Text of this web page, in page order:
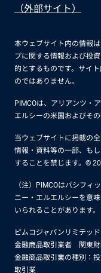
（外部サイト）
本ウェブサイト内の情報
プに関する情報および投
的とするものです。サイ
のではありません。
PIMCOは、アリアンツ・
エルシーの米国およびそ
当ウェブサイトに掲載の
情報・資料等の一部、も
することを禁じます。©
（注）PIMCOはパシフィ
ニー・エルエルシーを意
いられることがあります。
ピムコジャパンリミテッド
金融商品取引業者 関東
金融商品取引業の種別：
取引業